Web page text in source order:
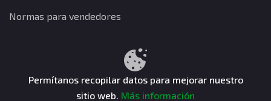
Normas para vendedores
Términos y condiciones
CuentasGO © 2026. Todos los derechos reservados.
Permítanos recopilar datos para mejorar nuestro
sitio web. Más información